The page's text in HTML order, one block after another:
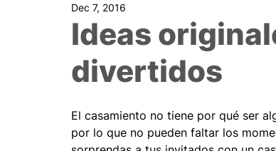
Espejo Mágico
Famosos Books FotoSouvenir
Vida Social Modelaje Cursos
Ideas
divertidos
Dec 7, 2016
El casamiento no tiene por qué ser
por lo que no pueden faltar los